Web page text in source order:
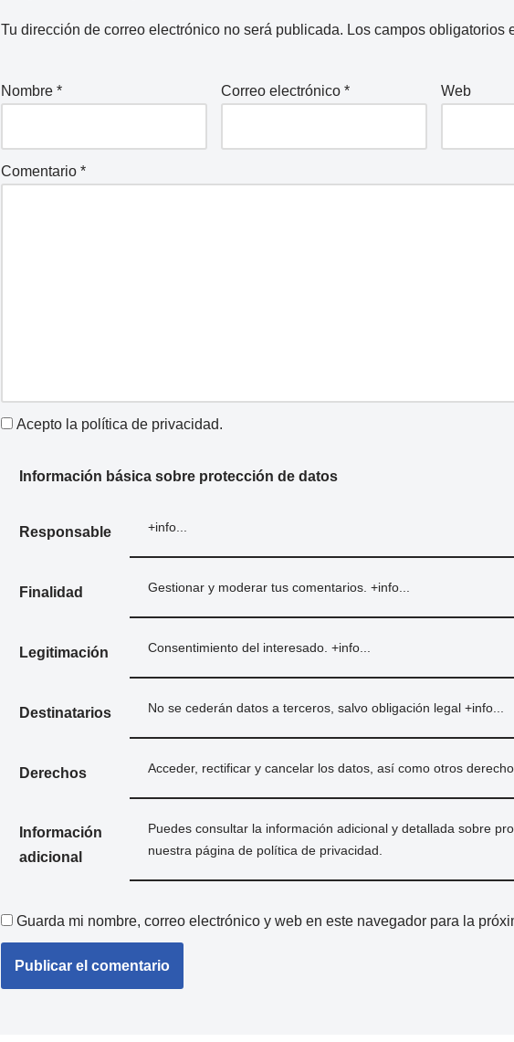
Tu dirección de correo electrónico no será publicada. Los campos obligatorios
Nombre * Correo electrónico * Web
Comentario *
Acepto la política de privacidad.
Información básica sobre protección de datos
Responsable +info...
Finalidad Gestionar y moderar tus comentarios. +info...
Legitimación Consentimiento del interesado. +info...
Destinatarios No se cederán datos a terceros, salvo obligación legal +info...
Derechos Acceder, rectificar y cancelar los datos, así como otros
Información
adicional
Puedes consultar la información adicional y detallada sobre
nuestra página de política de privacidad
Guarda mi nombre, correo electrónico y web en este navegador para la